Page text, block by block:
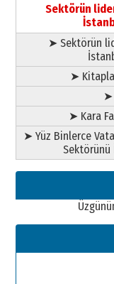
Cem
gönül
13
Esat
bir
02
Sektörün
➤ Sektörün
➤
➤
➤ Kara
➤ Yüz Binlerce
Sektörünü